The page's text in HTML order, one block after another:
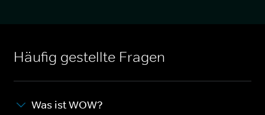
Häufig gestellte Fragen
Was ist WOW?